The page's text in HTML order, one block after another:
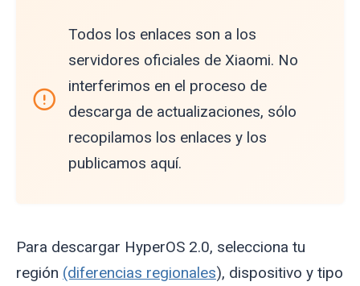
Todos los enlaces son a los
servidores oficiales de Xiaomi. No
interferimos en el proceso de
descarga de actualizaciones, sólo
recopilamos los enlaces y los
publicamos aquí.
Para descargar HyperOS 2.0, selecciona tu
región (diferencias regionales), dispositivo y tipo